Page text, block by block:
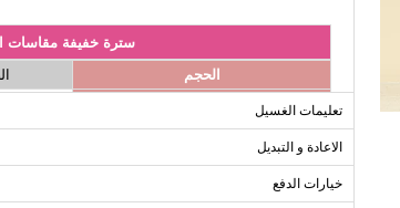
سترة خفيفة مقاسات
الحجم
تعليمات الغسيل
الاعادة و التبديل
خيارات الدفع